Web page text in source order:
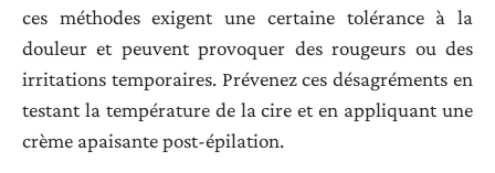
ces méthodes exigent une certaine tolérance à la
douleur et peuvent provoquer des rougeurs ou des
irritations temporaires. Prévenez ces désagréments en
testant la température de la cire et en appliquant une
crème apaisante post-épilation.